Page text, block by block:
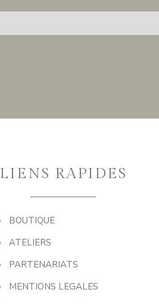
LIENS RAPIDES
BOUTIQUE
ATELIERS
PARTENARIATS
MENTIONS LEGALES